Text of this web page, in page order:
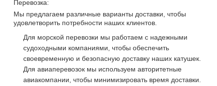
Перевозка:
Мы предлагаем различные варианты доставки, чтобы
удовлетворить потребности наших клиентов.
Для морской перевозки мы работаем с надежными
судоходными компаниями, чтобы обеспечить
своевременную и безопасную доставку наших катушек.
Для авиаперевозок мы используем авторитетные
авиакомпании, чтобы минимизировать время доставки.